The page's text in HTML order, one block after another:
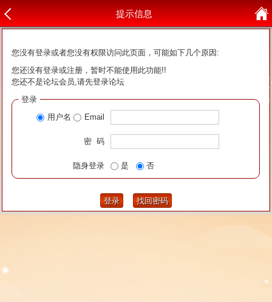
提示信息
您没有登录或者您没有权限访问此页面，可能如下几个原因:
您还没有登录或注册，暂时不能使用此功能!!
您还不是论坛会员,请先登录论坛
登录
用户名
Email
密 码
隐身登录 是 否